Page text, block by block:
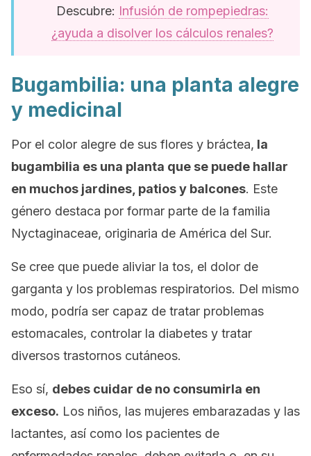
Descubre: Infusión de rompepiedras:
¿ayuda a disolver los cálculos renales?
Bugambilia: una planta alegre
y medicinal
Por el color alegre de sus flores y bráctea, la
bugambilia es una planta que se puede hallar
en muchos jardines, patios y balcones. Este
género destaca por formar parte de la familia
Nyctaginaceae, originaria de América del Sur.
Se cree que puede aliviar la tos, el dolor de
garganta y los problemas respiratorios. Del mismo
modo, podría ser capaz de tratar problemas
estomacales, controlar la diabetes y tratar
diversos trastornos cutáneos.
Eso sí, debes cuidar de no consumirla en
exceso. Los niños, las mujeres embarazadas y las
lactantes, así como los pacientes de